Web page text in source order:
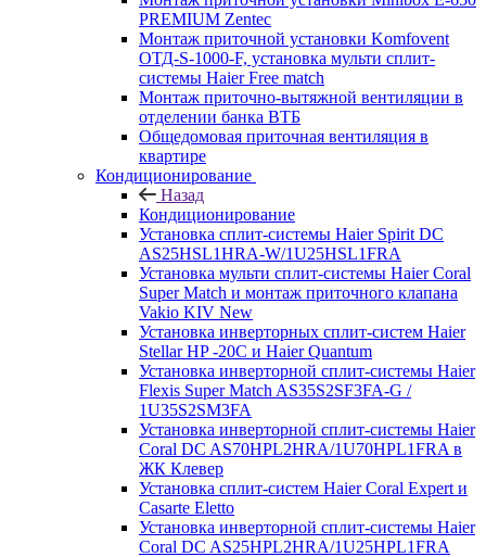
PREMIUM Zentec
Монтаж приточной установки Komfovent
ОТД-S-1000-F, установка мульти сплит-
системы Haier Free match
Монтаж приточно-вытяжной вентиляции в
отделении банка ВТБ
Общедомовая приточная вентиляция в
квартире
Кондиционирование
Назад
Кондиционирование
Установка сплит-системы Haier Spirit DC
AS25HSL1HRA-W/1U25HSL1FRA
Установка мульти сплит-системы Haier Coral
Super Match и монтаж приточного клапана
Vakio KIV New
Установка инверторных сплит-систем Haier
Stellar HP -20С и Haier Quantum
Установка инверторной сплит-системы Haier
Flexis Super Match AS35S2SF3FA-G /
1U35S2SM3FA
Установка инверторной сплит-системы Haier
Coral DC AS70HPL2HRA/1U70HPL1FRA в
ЖК Клевер
Установка сплит-систем Haier Coral Expert и
Casarte Eletto
Установка инверторной сплит-системы Haier
Coral DC AS25HPL2HRA/1U25HPL1FRA